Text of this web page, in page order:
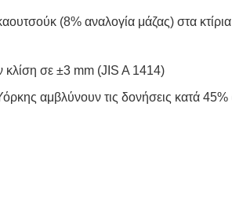
200% επιπλέον καθίσματα